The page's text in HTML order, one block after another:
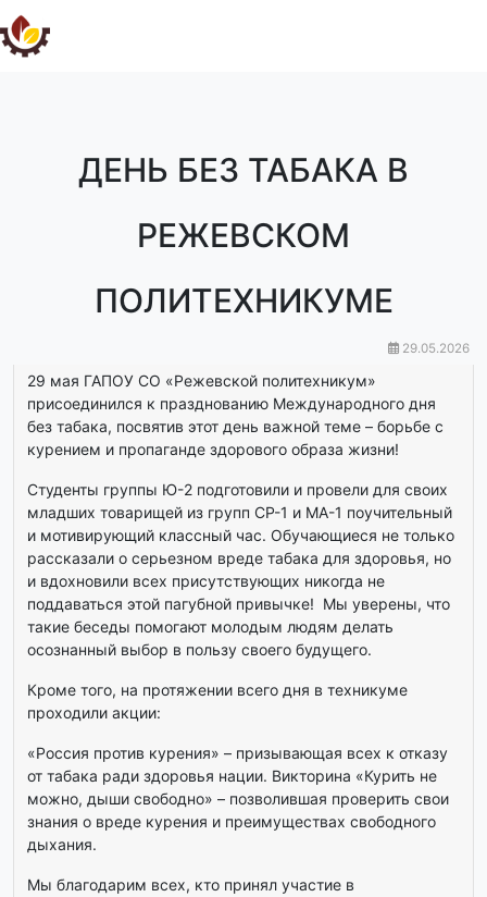
ДЕНЬ БЕЗ ТАБАКА В
РЕЖЕВСКОМ
ПОЛИТЕХНИКУМЕ
29.05.2026
29 мая ГАПОУ СО «Режевской политехникум»
присоединился к празднованию Международного дня
без табака, посвятив этот день важной теме – борьбе с
курением и пропаганде здорового образа жизни!
Студенты группы Ю-2 подготовили и провели для своих
младших товарищей из групп СР-1 и МА-1 поучительный
и мотивирующий классный час. Обучающиеся не только
рассказали о серьезном вреде табака для здоровья, но
и вдохновили всех присутствующих никогда не
поддаваться этой пагубной привычке! Мы уверены, что
такие беседы помогают молодым людям делать
осознанный выбор в пользу своего будущего.
Кроме того, на протяжении всего дня в техникуме
проходили акции:
«Россия против курения» – призывающая всех к отказу
от табака ради здоровья нации. Викторина «Курить не
можно, дыши свободно» – позволившая проверить свои
знания о вреде курения и преимуществах свободного
дыхания.
Мы благодарим всех, кто принял участие в